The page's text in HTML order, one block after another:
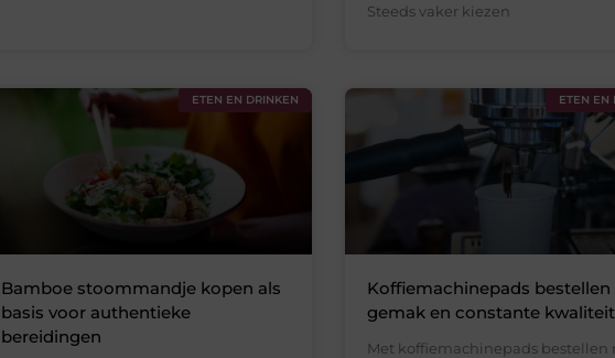
Steeds vaker kiezen
ETEN EN DRINKEN
Bamboe stoommandje kopen als
basis voor authentieke
bereidingen
ETEN EN
Koffiemachinepads bestellen
gemak en constante kwaliteit
Met koffiemachinepads bestellen